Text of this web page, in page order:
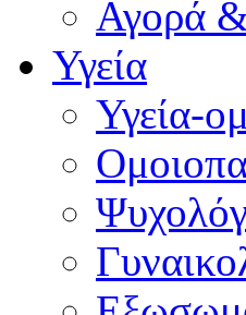
Αγορά
Υγεία
Υγεία-